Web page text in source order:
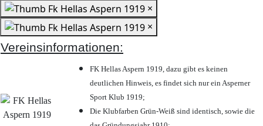
×
×
Vereinsinformationen:
FK Hellas Aspern 1919, dazu gibt es keinen
deutlichen Hinweis, es findet sich nur ein Asperner
Sport Klub 1919;
Die Klubfarben Grün-Weiß sind identisch, sowie die